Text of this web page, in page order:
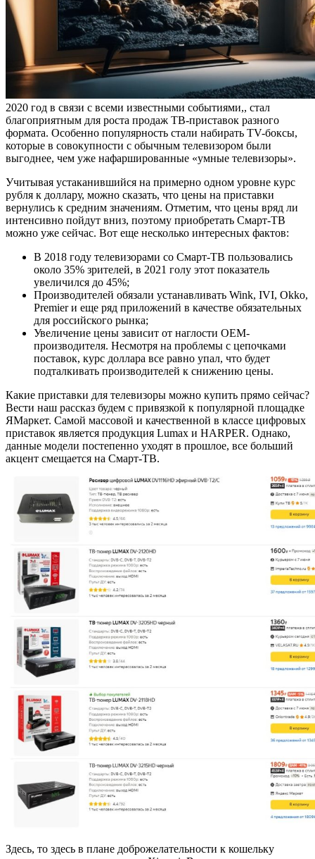
2020 год в связи с всеми известными событиями,, стал
благоприятным для роста продаж ТВ-приставок разного
формата. Особенно популярность стали набирать TV-боксы,
которые в совокупности с обычным телевизором были
выгоднее, чем уже нафаршированные «умные телевизоры».
Учитывая устаканившийся на примерно одном уровне курс
рубля к доллару, можно сказать, что цены на приставки
вернулись к средним значениям. Отметим, что цены вряд ли
интенсивно пойдут вниз, поэтому приобретать Смарт-ТВ
можно уже сейчас. Вот еще несколько интересных фактов:
В 2018 году телевизорами со Смарт-ТВ пользовались
около 35% зрителей, в 2021 голу этот показатель
увеличился до 45%;
Производителей обязали устанавливать Wink, IVI, Okko,
Premier и еще ряд приложений в качестве обязательных
для российского рынка;
Увеличение цены зависит от наглости OEM-
производителя. Несмотря на проблемы с цепочками
поставок, курс доллара все равно упал, что будет
подталкивать производителей к снижению цены.
Какие приставки для телевизоры можно купить прямо сейчас?
Вести наш рассказ будем с привязкой к популярной площадке
ЯМаркет. Самой массовой и качественной в классе цифровых
приставок является продукция Lumax и HARPER. Однако,
данные модели постепенно уходят в прошлое, все больший
акцент смещается на Смарт-ТВ.
Здесь, то здесь в плане доброжелательности к кошельку